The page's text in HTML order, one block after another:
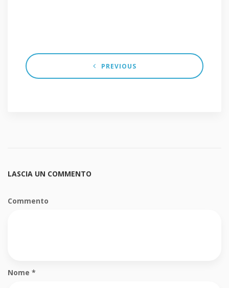
PREVIOUS
LASCIA UN COMMENTO
Commento
Nome *